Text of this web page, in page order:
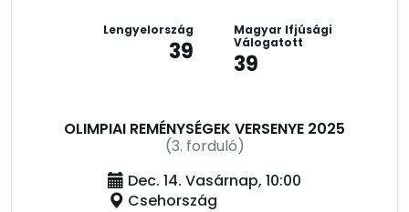
Lengyelország
39
Magyar Ifjúsági
Válogatott
39
OLIMPIAI REMÉNYSÉGEK VERSENYE 2025
(3. forduló)
Dec. 14. Vasárnap, 10:00
Csehország